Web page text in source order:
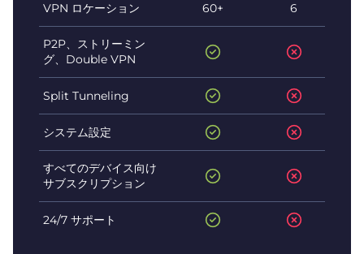
VPN ロケーション 60+ 6
P2P、ストリーミン
グ、Double VPN
Split Tunneling
システム設定
すべてのデバイス向け
サブスクリプション
24/7 サポート